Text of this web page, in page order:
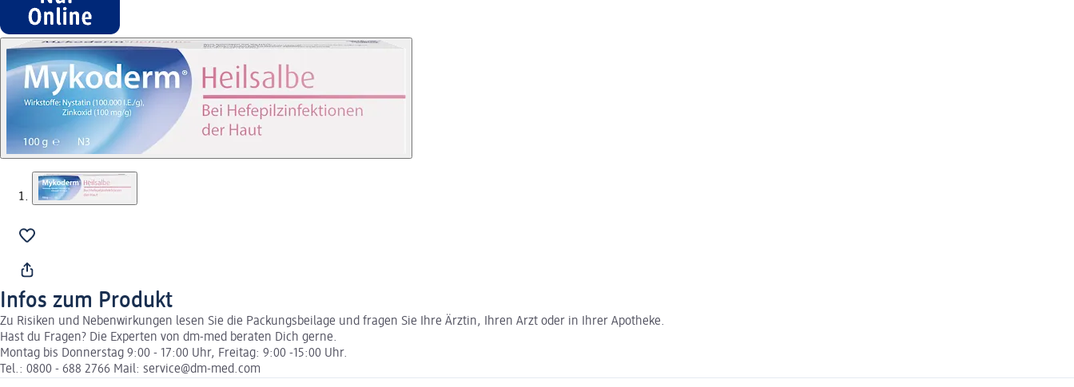
Infos zum Produkt
Zu Risiken und Nebenwirkungen lesen Sie die Packungsbeilage und fragen Sie Ihre Ärztin, Ihren Arzt oder in Ihrer Apotheke.
Hast du Fragen? Die Experten von dm-med beraten Dich gerne.
Montag bis Donnerstag 9:00 - 17:00 Uhr, Freitag: 9:00 -15:00 Uhr.
Tel.: 0800 - 688 2766 Mail: service@dm-med.com